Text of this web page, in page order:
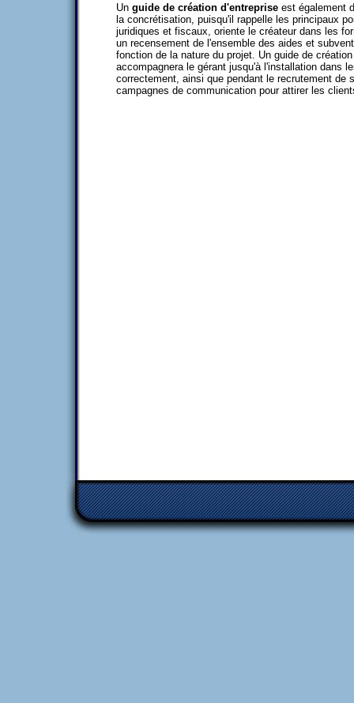
Un guide de création d'entreprise est également
la concrétisation, puisqu'il rappelle les principaux
juridiques et fiscaux, oriente le créateur dans les
un recensement de l'ensemble des aides et
fonction de la nature du projet. Un guide de
accompagnera le gérant jusqu'à l'installation dans
correctement, ainsi que pendant le recrutement de
campagnes de communication pour attirer les